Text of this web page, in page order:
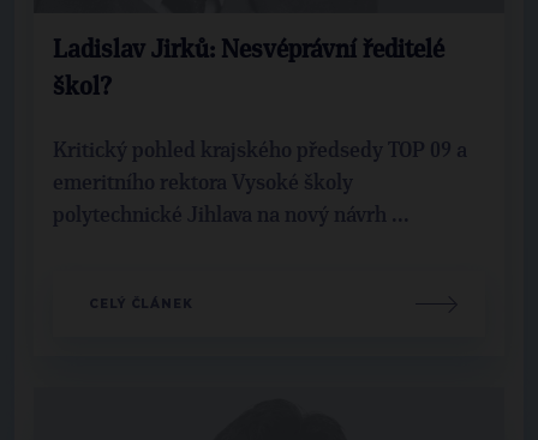
Ladislav Jirků: Nesvéprávní ředitelé
škol?
Kritický pohled krajského předsedy TOP 09 a
emeritního rektora Vysoké školy
polytechnické Jihlava na nový návrh ...
CELÝ ČLÁNEK